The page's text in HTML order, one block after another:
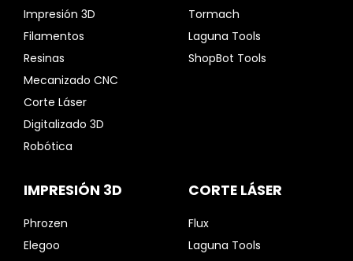
Impresión 3D
Filamentos
Resinas
Mecanizado CNC
Corte Láser
Digitalizado 3D
Robótica
IMPRESIÓN 3D
Phrozen
Elegoo
Tormach
Laguna Tools
ShopBot Tools
CORTE LÁSER
Flux
Laguna Tools